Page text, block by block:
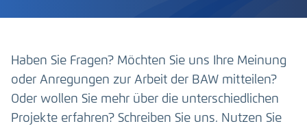
Haben Sie Fragen? Möchten Sie uns Ihre Meinung
oder Anregungen zur Arbeit der BAW mitteilen?
Oder wollen Sie mehr über die unterschiedlichen
Projekte erfahren? Schreiben Sie uns. Nutzen Sie